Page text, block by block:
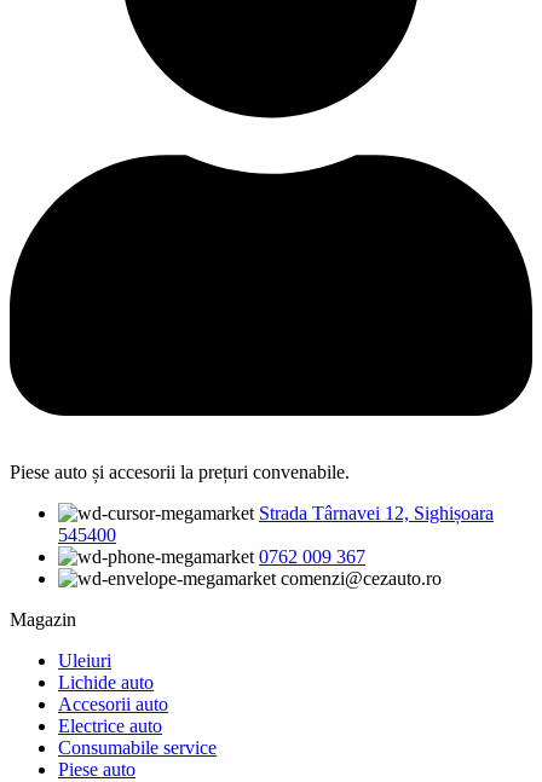
Piese auto și accesorii la prețuri convenabile.
Strada Târnavei 12, Sighișoara
545400
0762 009 367
comenzi@cezauto.ro
Magazin
Uleiuri
Lichide auto
Accesorii auto
Electrice auto
Consumabile service
Piese auto